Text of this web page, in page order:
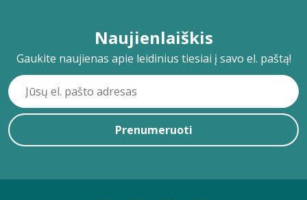
Naujienlaiškis
Gaukite naujienas apie leidinius tiesiai į savo el. paštą!
Prenumeruoti